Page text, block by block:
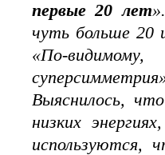
первые 20 лет
чуть больше 20
«По-
Выяснилось,
низких
используются,